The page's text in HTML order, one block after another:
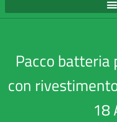
Pacco batteria
con
18